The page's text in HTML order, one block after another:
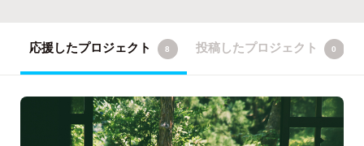
応援したプロジェクト 8 投稿したプロジェクト 0